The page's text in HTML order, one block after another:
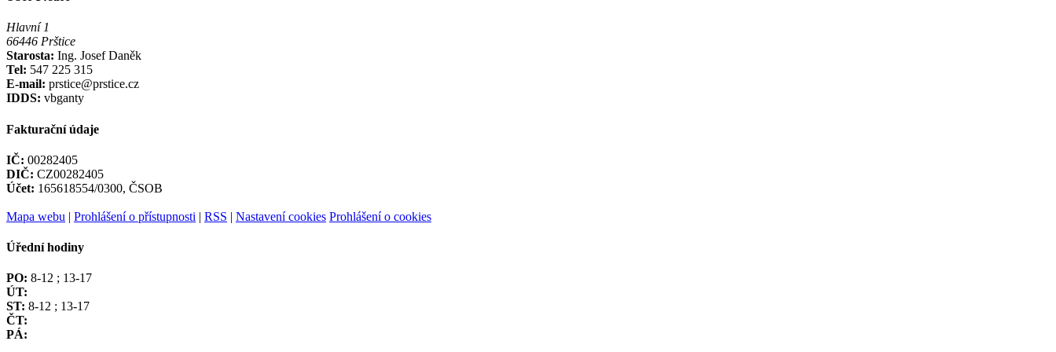
Hlavní 1
66446 Prštice
Starosta: Ing. Josef Daněk
Tel: 547 225 315
E-mail: prstice@prstice.cz
IDDS: vbganty
Fakturační údaje
IČ: 00282405
DIČ: CZ00282405
Účet: 165618554/0300, ČSOB
Mapa webu | Prohlášení o přístupnosti | RSS | Nastavení cookies Prohlášení o cookies
Úřední hodiny
PO: 8-12 ; 13-17
ÚT:
ST: 8-12 ; 13-17
ČT:
PÁ: